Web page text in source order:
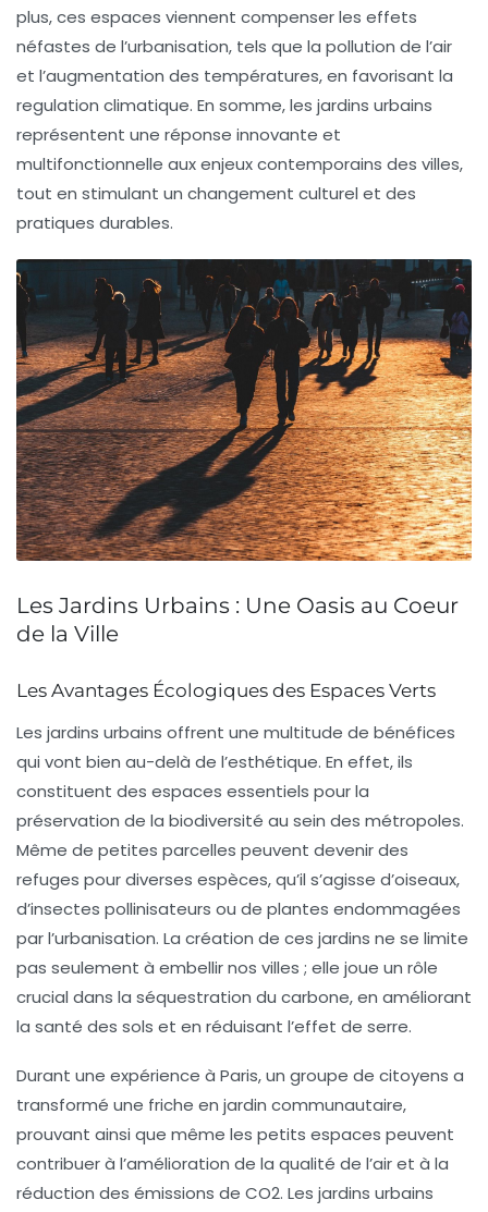
plus, ces espaces viennent compenser les effets
néfastes de l’urbanisation, tels que la pollution de l’air
et l’augmentation des températures, en favorisant la
regulation climatique. En somme, les jardins urbains
représentent une réponse innovante et
multifonctionnelle aux enjeux contemporains des villes,
tout en stimulant un changement culturel et des
pratiques durables.
Les Jardins Urbains : Une Oasis au Coeur
de la Ville
Les Avantages Écologiques des Espaces Verts
Les jardins urbains offrent une multitude de bénéfices
qui vont bien au-delà de l’esthétique. En effet, ils
constituent des espaces essentiels pour la
préservation de la biodiversité au sein des métropoles.
Même de petites parcelles peuvent devenir des
refuges pour diverses espèces, qu’il s’agisse d’oiseaux,
d’insectes pollinisateurs ou de plantes endommagées
par l’urbanisation. La création de ces jardins ne se limite
pas seulement à embellir nos villes ; elle joue un rôle
crucial dans la séquestration du carbone, en améliorant
la santé des sols et en réduisant l’effet de serre.
Durant une expérience à Paris, un groupe de citoyens a
transformé une friche en jardin communautaire,
prouvant ainsi que même les petits espaces peuvent
contribuer à l’amélioration de la qualité de l’airet à la
réduction des émissions de CO2. Les jardins urbains